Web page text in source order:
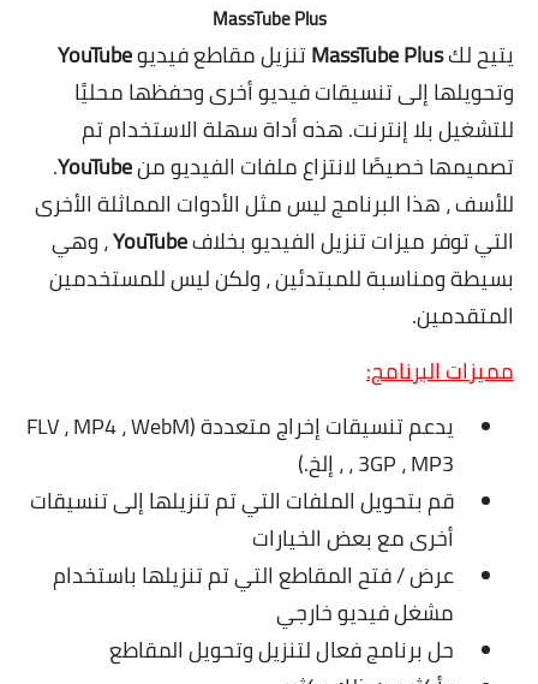
MassTube Plus
يتيح لكMassTube Plusتنزيل مقاطع فيديوYouTube
وتحويلها إلى تنسيقات فيديو أخرى وحفظها محليًا
للتشغيل بلا إنترنت. هذه أداة سهلة الاستخدام تم
تصميمها خصيصًا لانتزاع ملفات الفيديو منYouTube
.
للأسف ، هذا البرنامج ليس مثل الأدوات المماثلة الأخرى
التي توفر ميزات تنزيل الفيديو بخلافYouTube، وهي
بسيطة ومناسبة للمبتدئين ، ولكن ليس للمستخدمين
المتقدمين.
مميزات البرنامج:
يدعم تنسيقات إخراج متعددة (FLV ، MP4 ، WebM
، 3GP ، MP3 ، إلخ.)
قم بتحويل الملفات التي تم تنزيلها إلى تنسيقات
أخرى مع بعض الخيارات
عرض / فتح المقاطع التي تم تنزيلها باستخدام
مشغل فيديو خارجي
حل برنامج فعال لتنزيل وتحويل المقاطع